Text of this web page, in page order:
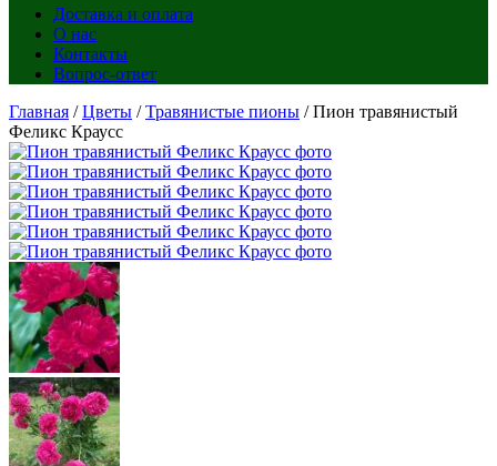
Доставка и оплата
О нас
Контакты
Вопрос-ответ
Главная /Цветы /Травянистые пионы / Пион травянистый
Феликс Краусс